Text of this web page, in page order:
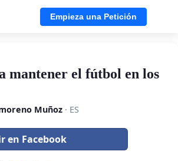
Empieza una Petición
mantener el fútbol en los
Muñoz· ES
en Facebook